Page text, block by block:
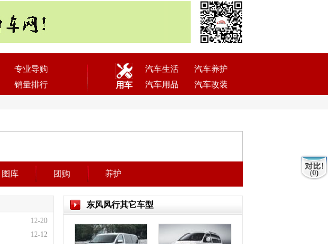
专业导购
销量排行 用车
汽车生活
汽车养护
汽车用品
汽车改装
图库 团购 养护
12-20
12-12
东风风行其它车型
(0)